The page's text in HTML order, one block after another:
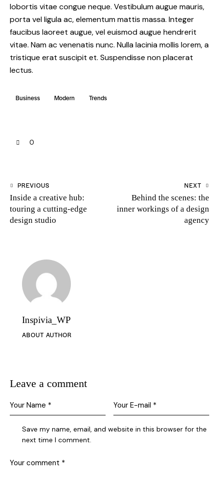
lobortis vitae congue neque. Vestibulum augue mauris,
porta vel ligula ac, elementum mattis massa. Integer
faucibus laoreet augue, vel euismod augue hendrerit
vitae. Nam ac venenatis nunc. Nulla lacinia mollis lorem, a
tristique erat suscipit et. Suspendisse non placerat
lectus.
Business Modern Trends
0
PREVIOUS
Inside a creative hub:
touring a cutting-edge
design studio
NEXT
Behind the scenes: the
inner workings of a design
agency
Inspivia_WP
ABOUT AUTHOR
Leave a comment
Save my name, email, and website in this browser for the
next time I comment.